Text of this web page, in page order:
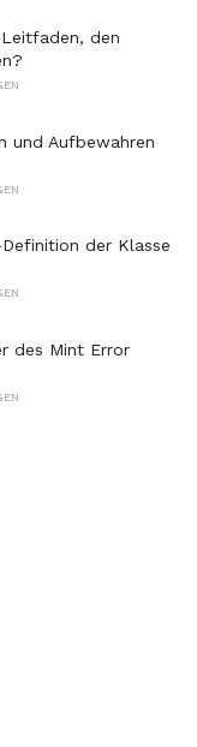
den
und Aufbewahren
der Klasse
des Mint Error